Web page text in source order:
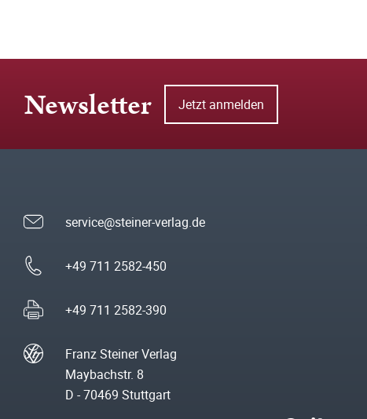
Newsletter Jetzt anmelden
service@steiner-verlag.de
+49 711 2582-450
+49 711 2582-390
Franz Steiner Verlag
Maybachstr. 8
D - 70469 Stuttgart